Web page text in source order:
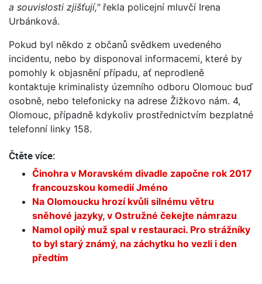
a souvislosti zjišťují,"řekla policejní mluvčí Irena
Urbánková.
Pokud byl někdo z občanů svědkem uvedeného
incidentu, nebo by disponoval informacemi, které by
pomohly k objasnění případu, ať neprodleně
kontaktuje kriminalisty územního odboru Olomouc buď
osobně, nebo telefonicky na adrese Žižkovo nám. 4,
Olomouc, případně kdykoliv prostřednictvím bezplatné
telefonní linky 158.
Čtěte více:
Činohra v Moravském divadle započne rok 2017
francouzskou komedií Jméno
Na Olomoucku hrozí kvůli silnému větru
sněhové jazyky, v Ostružné čekejte námrazu
Namol opilý muž spal v restauraci. Pro strážníky
to byl starý známý, na záchytku ho vezli i den
předtím